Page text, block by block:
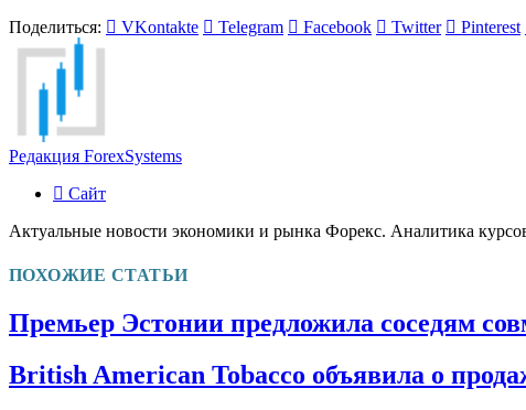
Поделиться: VKontakte Telegram Facebook Twitter Pinterest
Редакция ForexSystems
Сайт
Актуальные новости экономики и рынка Форекс. Аналитика
ПОХОЖИЕ СТАТЬИ
Премьер Эстонии предложила соседям
British American Tobacco объявила о